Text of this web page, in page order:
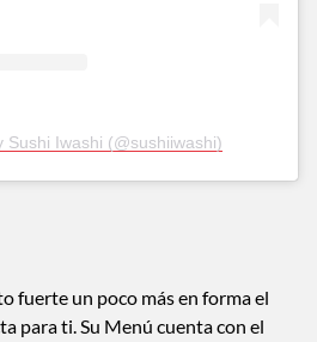
Sushi Iwashi (@sushiiwashi)
fuerte un poco más en forma el
para ti. Su Menú cuenta con el